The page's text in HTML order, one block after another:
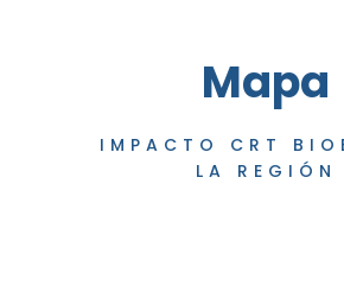
Mapa
IMPACTO CRT
LA REGIÓN